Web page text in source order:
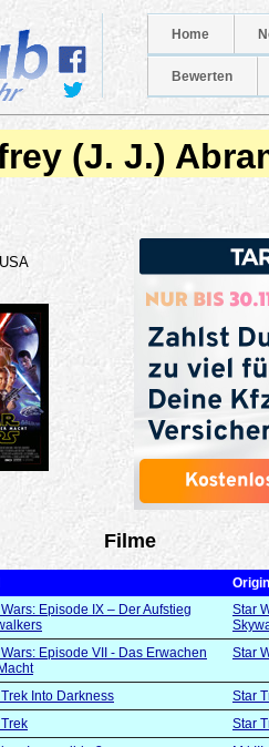
Home
Bewerten
(J. J.)
Filme
Episode IX – Der Aufstieg
Star
Episode VII - Das Erwachen
Star
Into Darkness
Star
Star